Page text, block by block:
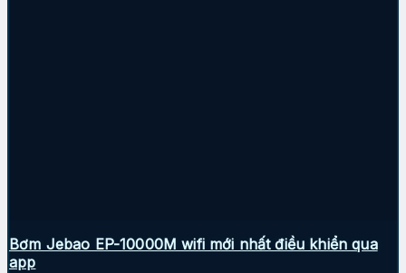
Bơm Jebao EP-10000M wifi mới nhất điều khiển qua
app